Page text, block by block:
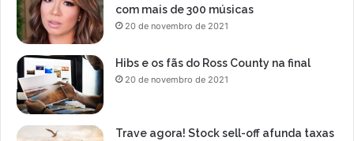
com mais de 300 músicas
20 de novembro de 2021
Hibs e os fãs do Ross County na final
20 de novembro de 2021
Trave agora! Stock sell-off afunda taxas